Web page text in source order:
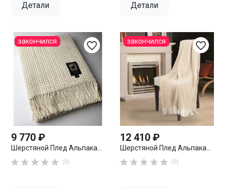
Детали Детали
favorite_border
9 770 ₽
Шерстяной Плед Альпака...
     (0)
закончился favorite_border
12 410 ₽
Шерстяной Плед Альпака...
     (0)
закончился